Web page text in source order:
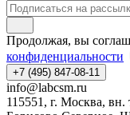
Продолжая, вы
конфиденциальности
+7 (495) 847-08-11
info@labcsm.ru
115551, г. Москва,